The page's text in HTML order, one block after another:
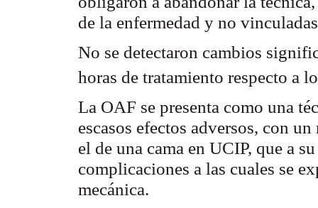
de la enfermedad y no
No se detectaron cambios
horas de tratamiento respecto a
La OAF se presenta como una
escasos efectos adversos, con
el de una cama en UCIP, que a
complicaciones a las cuales se
mecánica.